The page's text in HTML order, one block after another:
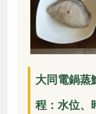
大同電鍋蒸
程：水位、